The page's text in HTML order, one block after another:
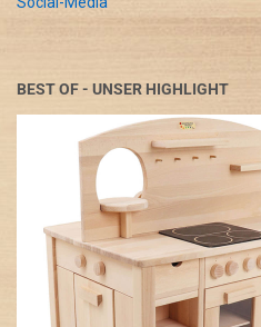
BEST OF - UNSER HIGHLIGHT